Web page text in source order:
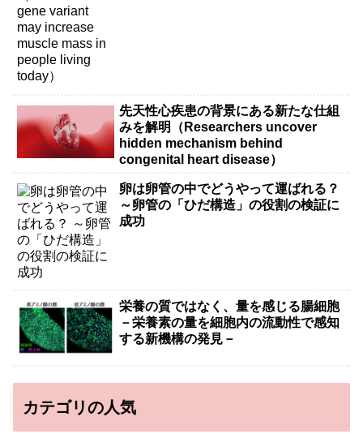
先天性心疾患の背景にある新たな仕組
みを解明（Researchers uncover
hidden mechanism behind
congenital heart disease）
卵は卵管の中でどうやって運ばれる？
～卵管の「ひだ構造」の役割の検証に
成功
栄養の質ではなく、量を感じる腸細胞
－栄養素の量を細胞内の流動性で感知
する新機構の発見－
カテゴリの人気